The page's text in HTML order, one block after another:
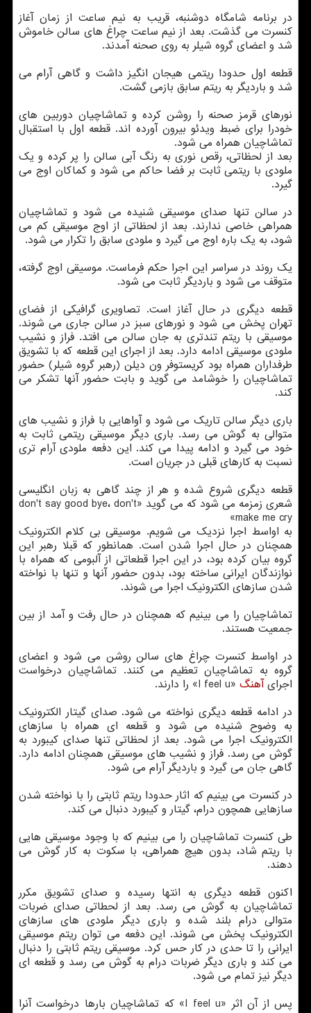
در برنامه شامگاه دوشنبه، قریب به نیم ساعت از زمان آغاز
كنسرت می گذشت. بعد از نیم ساعت چراغ های سالن خاموش
شد و اعضای گروه شیلر به روی صحنه آمدند.
قطعه اول حدودا ریتمی هیجان انگیز داشت و گاهی آرام می
شد و باردیگر به ریتم سابق بازمی گشت.
نورهای قرمز صحنه را روشن كرده و تماشاچیان دوربین های
خودرا برای ضبط ویدئو بیرون آورده اند. قطعه اول با استقبال
تماشاچیان همراه می شود.
بعد از لحظاتی، رقص نوری به رنگ آبی سالن را پر كرده و یك
ملودی با ریتمی ثابت بر فضا حاكم می شود و كماكان اوج می
گیرد.
در سالن تنها صدای موسیقی شنیده می شود و تماشاچیان
همراهی خاصی ندارند. بعد از لحظاتی از اوج موسیقی كم می
شود، به یك باره اوج می گیرد و ملودی سابق را تكرار می شود.
یك روند در سراسر این اجرا حكم فرماست. موسیقی اوج گرفته،
متوقف می شود و باردیگر ثابت می شود.
قطعه دیگری در حال آغاز است. تصاویری گرافیكی از فضای
تهران پخش می شود و نورهای سبز در سالن جاری می شوند.
موسیقی با ریتم تندتری به جان سالن می افتد. فراز و نشیب
ملودی موسیقی ادامه دارد. بعد از اجرای این قطعه كه با تشویق
طرفداران همراه بود كریستوفر ون دیلن (رهبر گروه شیلر) حضور
تماشاچیان را خوشامد می گوید و بابت حضور آنها تشكر می
كند.
باری دیگر سالن تاریك می شود و آواهایی با فراز و نشیب های
متوالی به گوش می رسد. باری دیگر موسیقی ریتمی ثابت به
خود می گیرد و ادامه پیدا می كند. این دفعه ملودی آرام تری
نسبت به كارهای قبلی در جریان است.
قطعه دیگری شروع شده و هر از چند گاهی به زبان انگلیسی
شعری زمزمه می شود كه می گوید «don't say good bye، don't
make me cry»
به اواسط اجرا نزدیك می شویم. موسیقی بی كلام الكترونیك
همچنان در حال اجرا شدن است. همانطور كه قبلا رهبر این
گروه بیان كرده بود، در این اجرا قطعاتی از آلبومی كه همراه با
نوازندگان ایرانی ساخته بود، بدون حضور آنها و تنها با نواخته
شدن سازهای الكترونیك اجرا می شوند.
تماشاچیان را می بینیم كه همچنان در حال رفت و آمد از بین
جمعیت هستند.
در اواسط كنسرت چراغ های سالن روشن می شود و اعضای
گروه به تماشاچیان تعظیم می كنند. تماشاچیان درخواست
اجرایآهنگ «I feel u» را دارند.
در ادامه قطعه دیگری نواخته می شود. صدای گیتار الكترونیك
به وضوح شنیده می شود و قطعه ای همراه با سازهای
الكترونیك اجرا می شود. بعد از لحظاتی تنها صدای كیبورد به
گوش می رسد. فراز و نشیب های موسیقی همچنان ادامه دارد.
گاهی جان می گیرد و باردیگر آرام می شود.
در كنسرت می بینیم كه اثار حدودا ریتم ثابتی را با نواخته شدن
سازهایی همچون درام، گیتار و كیبورد دنبال می كند.
طی كنسرت تماشاچیان را می بینیم كه با وجود موسیقی هایی
با ریتم شاد، بدون هیچ همراهی، با سكوت به كار گوش می
دهند.
اكنون قطعه دیگری به انتها رسیده و صدای تشویق مكرر
تماشاچیان به گوش می رسد. بعد از لحطاتی صدای ضربات
متوالی درام بلند شده و باری دیگر ملودی های سازهای
الكترونیك پخش می شوند. این دفعه می توان ریتم موسیقی
ایرانی را تا حدی در كار حس كرد. موسیقی ریتم ثابتی را دنبال
می كند و باری دیگر ضربات درام به گوش می رسد و قطعه ای
دیگر نیز تمام می شود.
پس از آن اثر «I feel u» كه تماشاچیان بارها درخواست آنرا